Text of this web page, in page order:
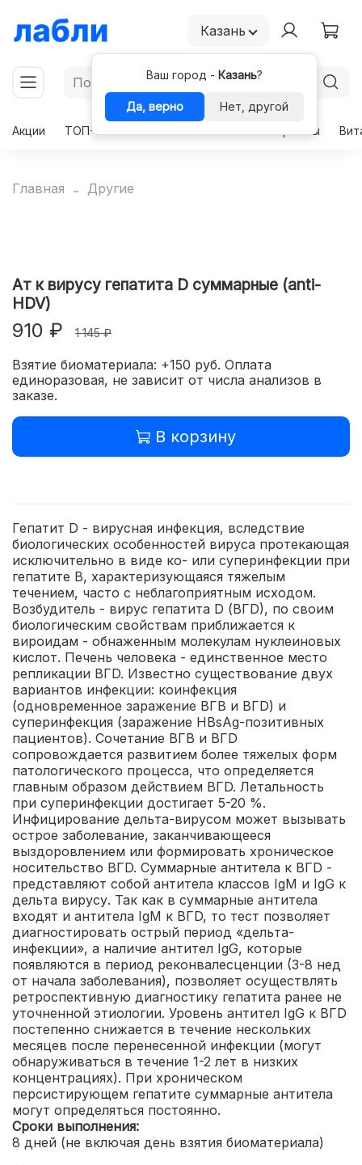
Казань
Ваш город - Казань?
Да, верно
Нет, другой
Акции
ТОП-50 Гормоны
Главная Другие
Ат к вирусу гепатита D суммарные (anti-
HDV)
910 ₽ 1 145 ₽
Взятие биоматериала: +150 руб. Оплата
единоразовая, не зависит от числа анализов в
заказе.
В корзину
Гепатит D - вирусная инфекция, вследствие
биологических особенностей вируса протекающая
исключительно в виде ко- или суперинфекции при
гепатите В, характеризующаяся тяжелым
течением, часто с неблагоприятным исходом.
Возбудитель - вирус гепатита D (ВГD), по своим
биологическим свойствам приближается к
вироидам - обнаженным молекулам нуклеиновых
кислот. Печень человека - единственное место
репликации ВГD. Известно существование двух
вариантов инфекции: коинфекция
(одновременное заражение ВГВ и ВГD) и
суперинфекция (заражение HBsAg-позитивных
пациентов). Сочетание ВГВ и ВГD
сопровождается развитием более тяжелых форм
патологического процесса, что определяется
главным образом действием ВГD. Летальность
при суперинфекции достигает 5-20 %.
Инфицирование дельта-вирусом может вызывать
острое заболевание, заканчивающееся
выздоровлением или формировать хроническое
носительство ВГD. Суммарные антитела к ВГD -
представляют собой антитела классов IgМ и IgG к
дельта вирусу. Так как в суммарные антитела
входят и антитела IgМ к ВГD, то тест позволяет
диагностировать острый период «дельта-
инфекции», а наличие антител IgG, которые
появляются в период реконвалесценции (3-8 нед
от начала заболевания), позволяет осуществлять
ретроспективную диагностику гепатита ранее не
уточненной этиологии. Уровень антител IgG к ВГD
постепенно снижается в течение нескольких
месяцев после перенесенной инфекции (могут
обнаруживаться в течение 1-2 лет в низких
концентрациях). При хроническом
персистирующем гепатите суммарные антитела
могут определяться постоянно.
Сроки выполнения:
8 дней (не включая день взятия биоматериала)